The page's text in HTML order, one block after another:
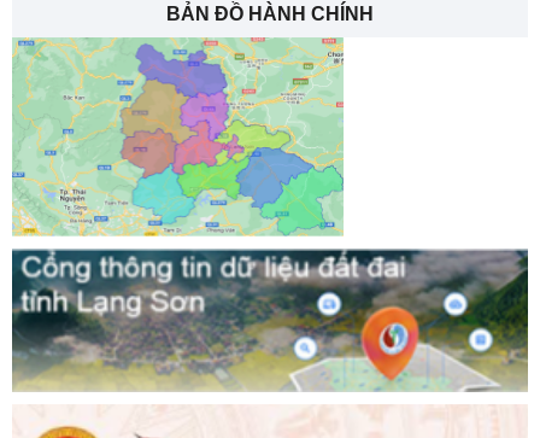
BẢN ĐỒ HÀNH CHÍNH